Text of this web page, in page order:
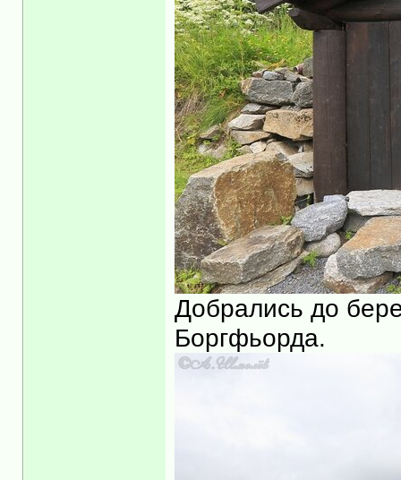
Добрались до
Боргфьорда.